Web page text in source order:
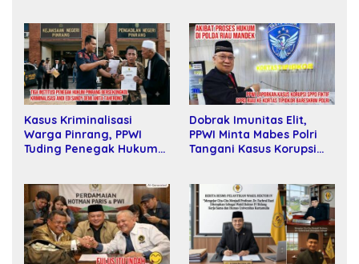
Kasus Kriminalisasi
Warga Pinrang, PPWI
Tuding Penegak Hukum
Dobrak Imunitas Elit,
PPWI Minta Mabes Polri
Tangani Kasus Korupsi